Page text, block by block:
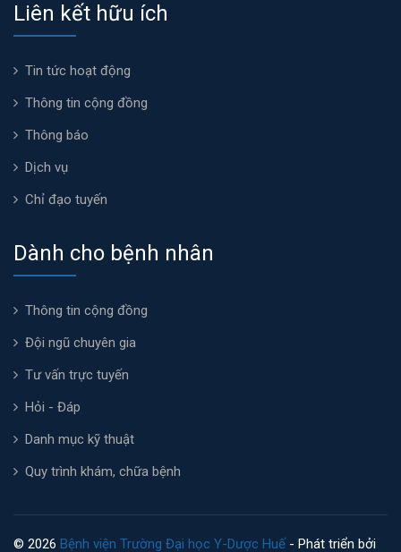
Liên kết hữu ích
Tin tức hoạt động
Thông tin cộng đồng
Thông báo
Dịch vụ
Chỉ đạo tuyến
Dành cho bệnh nhân
Thông tin cộng đồng
Đội ngũ chuyên gia
Tư vấn trực tuyến
Hỏi - Đáp
Danh mục kỹ thuật
Quy trình khám, chữa bệnh
© 2026 Bệnh viện Trường Đại học Y-Dược Huế - Phát triển bởi